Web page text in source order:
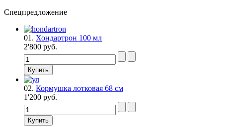
Спецпредложение
01. Хондартрон 100 мл
2'800 руб.
02. Кормушка лотковая 68 см
1'200 руб.